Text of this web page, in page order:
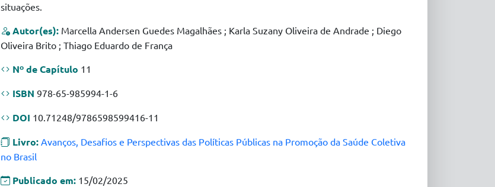
situações.
Autor(es): Marcella Andersen Guedes Magalhães ; Karla Suzany Oliveira de Andrade ; Diego
Oliveira Brito ; Thiago Eduardo de França
Nº de Capítulo 11
ISBN 978-65-985994-1-6
DOI 10.71248/9786598599416-11
Livro: Avanços, Desafios e Perspectivas das Políticas Públicas na Promoção da Saúde Coletiva
no Brasil
Publicado em: 15/02/2025